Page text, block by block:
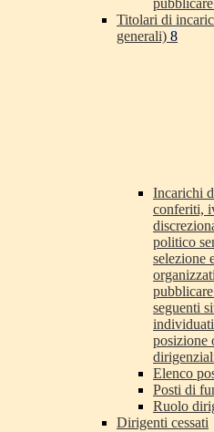
Titolari di
generali) 8
Incarichi
conferiti,
politico
selezione
seguenti
posizione
Elenco
Posti di
Ruolo
Dirigenti cessati